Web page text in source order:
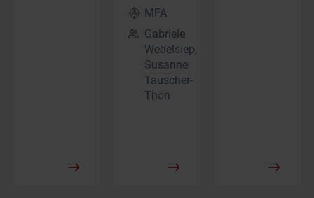
MFA
Gabriele
Webelsiep,
Susanne
Tauscher-
Thon